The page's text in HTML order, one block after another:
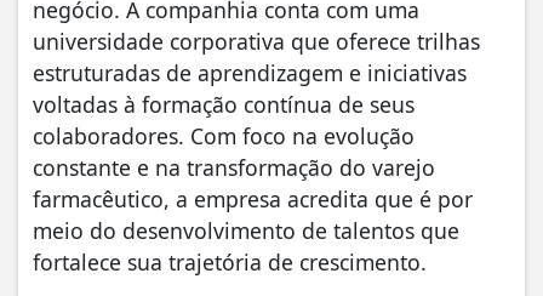
negócio. A companhia conta com uma
universidade corporativa que oferece trilhas
estruturadas de aprendizagem e iniciativas
voltadas à formação contínua de seus
colaboradores. Com foco na evolução
constante e na transformação do varejo
farmacêutico, a empresa acredita que é por
meio do desenvolvimento de talentos que
fortalece sua trajetória de crescimento.